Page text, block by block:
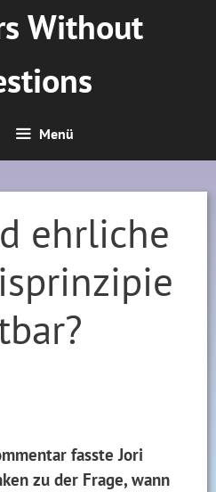
Without
Menü
ehrliche
fasste Jori
zu der Frage, wann